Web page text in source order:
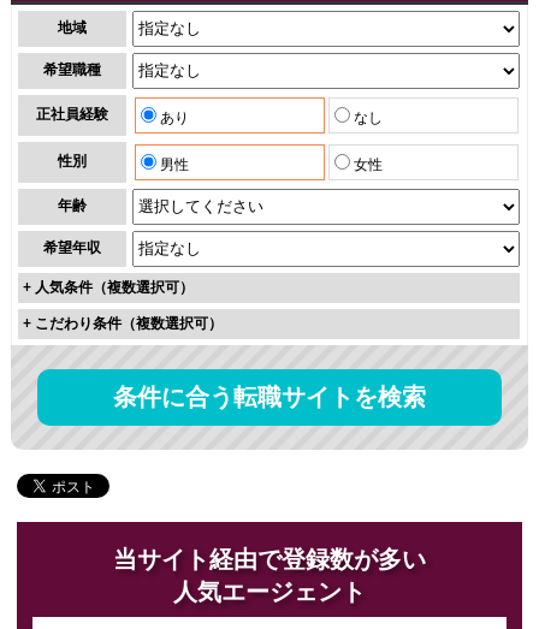
地域
希望職種
正社員経験 あり なし
性別 男性 女性
年齢
希望年収
+ 人気条件（複数選択可）
+ こだわり条件（複数選択可）
条件に合う転職サイトを検索
当サイト経由で登録数が多い
人気エージェント